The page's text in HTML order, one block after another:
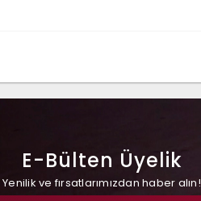
E-Bülten Üyelik
Yenilik ve fırsatlarımızdan haber alın!